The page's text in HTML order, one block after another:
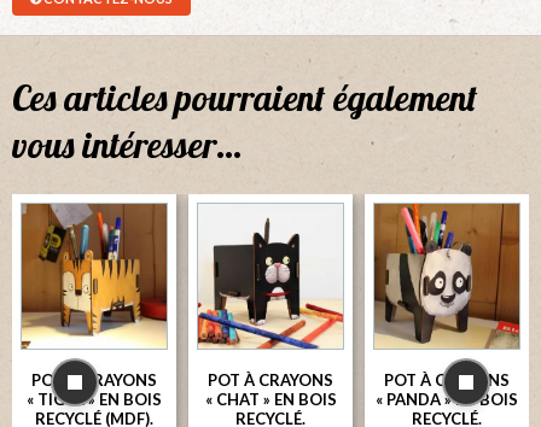
Ces articles pourraient également
vous intéresser…
POT À CRAYONS
« TIGRE » EN BOIS
RECYCLÉ (MDF).
POT À CRAYONS
« CHAT » EN BOIS
RECYCLÉ.
POT À CRAYONS
« PANDA » EN BOIS
RECYCLÉ.